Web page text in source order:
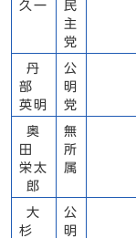
久一
民
主
党
丹
部
英明
公
明
党
奥
田
栄太
郎
無
所
属
大
杉
公
明